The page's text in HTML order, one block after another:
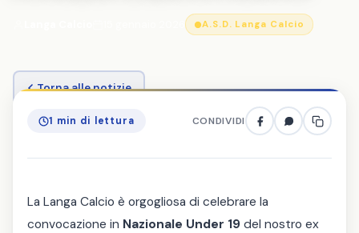
A.S.D. Langa Calcio
Torna alle notizie
1 min di lettura CONDIVIDI
La Langa Calcio è orgogliosa di celebrare la
convocazione in Nazionale Under 19 del nostro ex